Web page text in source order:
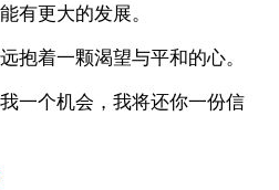
有更大的发展。
抱着一颗渴望与平和的心。
一个机会，我将还你一份信